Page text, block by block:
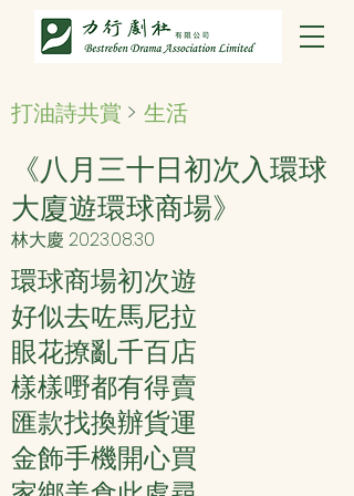
打油詩共賞 > 生活
《八月三十日初次入環球
大廈遊環球商場》
林大慶 2023.08.30
環球商場初次遊
好似去咗馬尼拉
眼花撩亂千百店
樣樣嘢都有得賣
匯款找換辦貨運
金飾手機開心買